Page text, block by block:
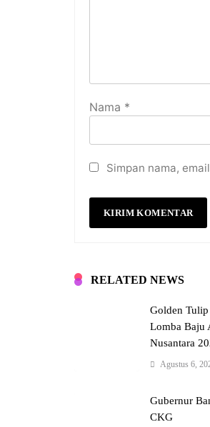
Nama *
Simpan nama,
RELATED NEWS
Golden Tulip
Lomba Baju
Nusantara
Agustus 6,
Gubernur
CKG